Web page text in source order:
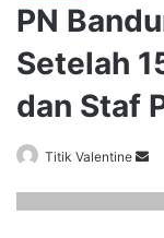
PN
Setelah
dan Staf
Titik Valentine